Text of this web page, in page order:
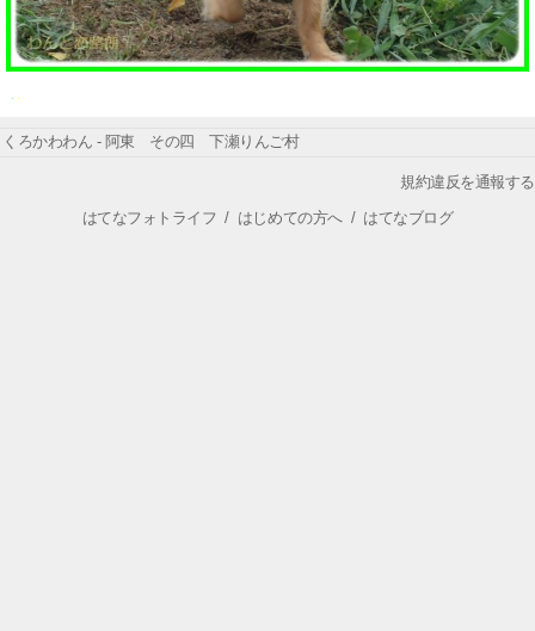
くろかわわん - 阿東 その四 下瀬りんご村
規約違反を通報する
はてなフォトライフ / はじめての方へ/ はてなブログ